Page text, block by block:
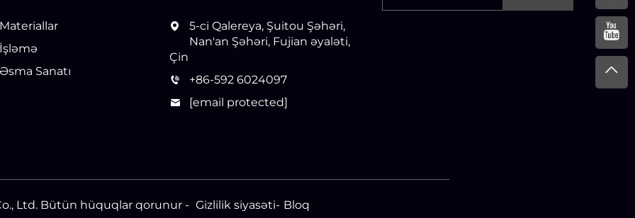
Materiallar
İşləmə
Əsma Sanatı
5-ci Qalereya, Şuitou Şəhəri,
Nan'an Şəhəri, Fujian əyaləti,
Çin
+86-592 6024097
[email protected]
Ltd. Bütün hüquqlar qorunur - Gizlilik siyasəti- Bloq